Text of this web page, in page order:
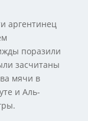
аргентинец
поразили
засчитаны
мячи в
и Аль-